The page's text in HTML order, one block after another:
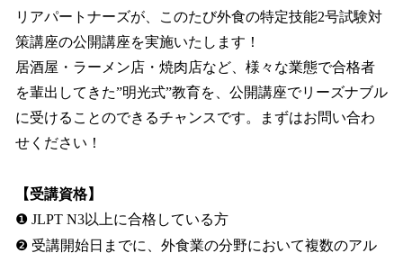
リアパートナーズが、このたび外食の特定技能2号試験対
策講座の公開講座を実施いたします！
居酒屋・ラーメン店・焼肉店など、様々な業態で合格者
を輩出してきた”明光式”教育を、公開講座でリーズナブル
に受けることのできるチャンスです。まずはお問い合わ
せください！
【受講資格】
❶ JLPT N3以上に合格している方
❷ 受講開始日までに、外食業の分野において複数のアル